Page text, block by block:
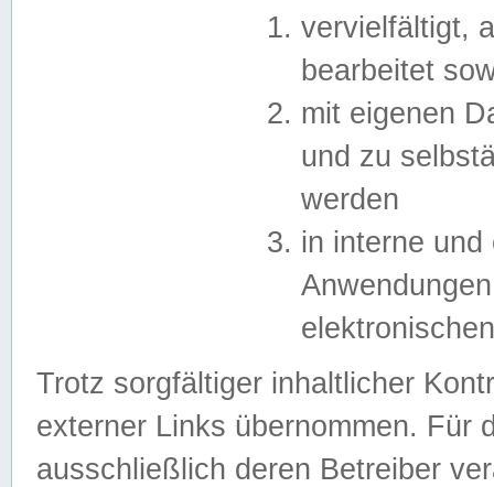
vervielfältigt,
bearbeitet
mit eigenen
und zu
werden
in interne
Trotz sorgfältiger inhaltlicher
externer Links übernommen. Für
ausschließlich deren Betreiber